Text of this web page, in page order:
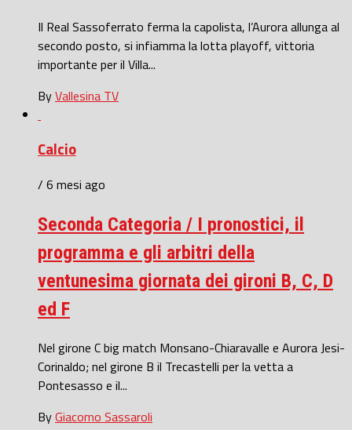
Il Real Sassoferrato ferma la capolista, l’Aurora allunga al
secondo posto, si infiamma la lotta playoff, vittoria
importante per il Villa...
ByVallesina TV
Calcio
/ 6 mesi ago
Seconda Categoria / I pronostici, il
programma e gli arbitri della
ventunesima giornata dei gironi B, C, D
ed F
Nel girone C big match Monsano-Chiaravalle e Aurora Jesi-
Corinaldo; nel girone B il Trecastelli per la vetta a
Pontesasso e il...
ByGiacomo Sassaroli